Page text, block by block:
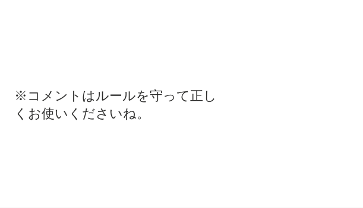
​※コメントはルールを守って正し
くお使いくださいね。